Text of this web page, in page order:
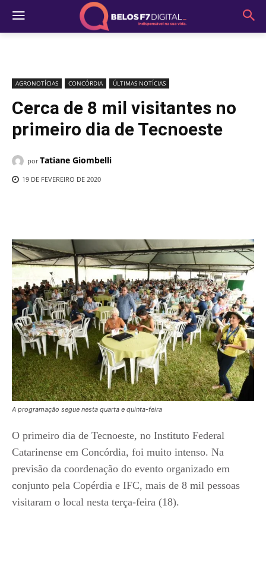
AGRONOTÍCIAS CONCÓRDIA ÚLTIMAS NOTÍCIAS
Cerca de 8 mil visitantes no
primeiro dia de Tecnoeste
por Tatiane Giombelli
19 DE FEVEREIRO DE 2020
A programação segue nesta quarta e quinta-feira
O primeiro dia de Tecnoeste, no Instituto Federal
Catarinense em Concórdia, foi muito intenso. Na
previsão da coordenação do evento organizado em
conjunto pela Copérdia e IFC, mais de 8 mil pessoas
visitaram o local nesta terça-feira (18).